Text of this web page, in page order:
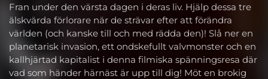
Fran under den värsta dagen i deras liv. Hjälp dessa tre
älskvärda förlorare när de strävar efter att förändra
världen (och kanske till och med rädda den)! Slå ner en
planetarisk invasion, ett ondskefullt valvmonster och en
kallhjärtad kapitalist i denna filmiska spänningsresa där
vad som händer härnäst är upp till dig! Möt en brokig